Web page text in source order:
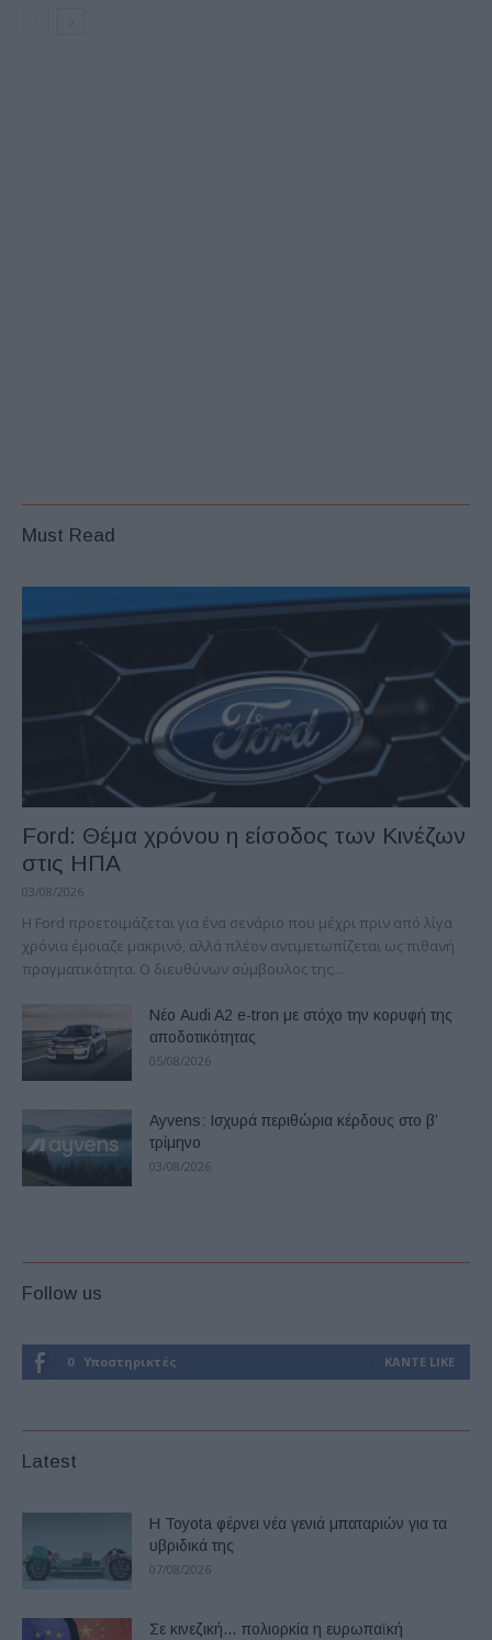
Must Read
Ford: Θέμα χρόνου η είσοδος των Κινέζων
στις ΗΠΑ
03/08/2026
Η Ford προετοιμάζεται για ένα σενάριο που μέχρι πριν από λίγα
χρόνια έμοιαζε μακρινό, αλλά πλέον αντιμετωπίζεται ως πιθανή
πραγματικότητα. Ο διευθύνων σύμβουλος της...
Νέο Audi A2 e-tron με στόχο την κορυφή της
αποδοτικότητας
05/08/2026
Ayvens: Iσχυρά περιθώρια κέρδους στο β’
τρίμηνο
03/08/2026
Follow us
0 Υποστηρικτές ΚΆΝΤΕ LIKE
Latest
Η Toyota φέρνει νέα γενιά μπαταριών για τα
υβριδικά της
07/08/2026
Σε κινεζική… πολιορκία η ευρωπαϊκή